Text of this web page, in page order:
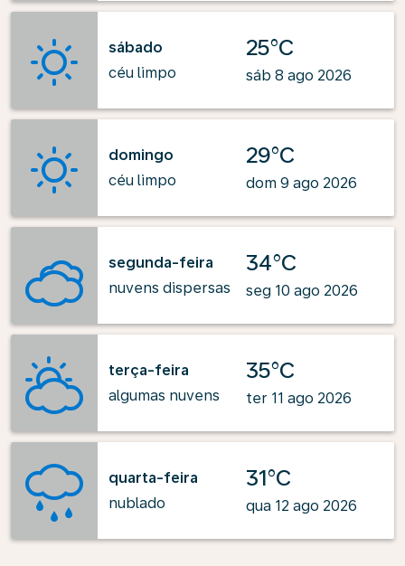
sábado
céu limpo
25°C
sáb 8 ago 2026
domingo
céu limpo
29°C
dom 9 ago 2026
segunda-feira
nuvens dispersas
34°C
seg 10 ago 2026
terça-feira
algumas nuvens
35°C
ter 11 ago 2026
quarta-feira
nublado
31°C
qua 12 ago 2026